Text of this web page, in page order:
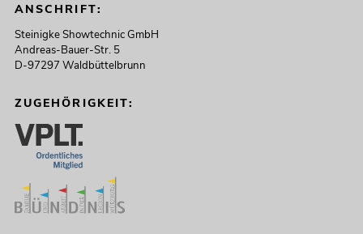
ANSCHRIFT:
Steinigke Showtechnic GmbH
Andreas-Bauer-Str. 5
D-97297 Waldbüttelbrunn
ZUGEHÖRIGKEIT: